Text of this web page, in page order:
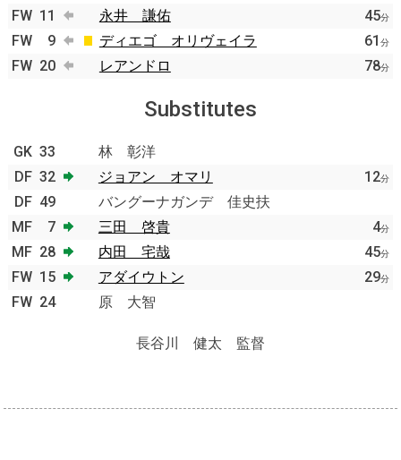
FW 11 永井 謙佑 45分
FW 9 ディエゴ オリヴェイラ 61 分
FW 20 レアンドロ 78分
Substitutes
GK 33
林 彰洋
DF 32 ジョアン オマリ 12分
DF 49
バングーナガンデ 佳史扶
MF
7 三田 啓貴 4分
MF 28 内田 宅哉 45分
FW 15 アダイウトン 29分
FW 24 原 大智
長谷川 健太 監督